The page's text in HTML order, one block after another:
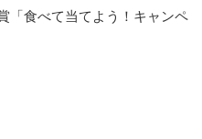
「食べて当てよう！キャンペ